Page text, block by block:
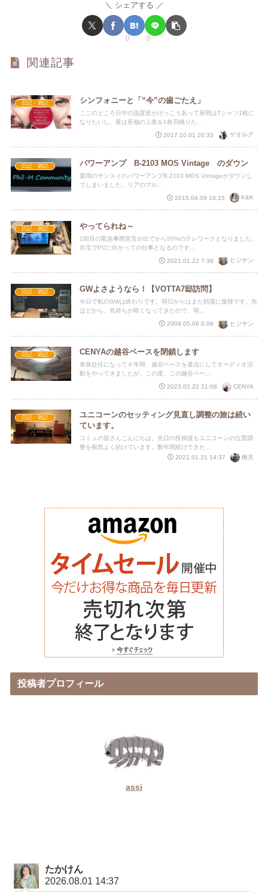
シェアする
0 0
関連記事
日記・雑記 シンフォニーと「“今”の歯ごたえ」
ここのところ日中の温度差がけっこうあって昼間はTシャツ1枚に
なりたいし、夜は長袖の上着を1枚羽織りた...
2017.10.01 20:33
ゲオルグ
日記・雑記 パワーアンプ B-2103 MOS Vintage のダウン
愛用のサンスイのパワーアンプB-2103 MOS Vintageがダウンし
てしまいました。リアのマル...
2015.04.09 18:15
K&K
日記・雑記 やってられね～
2回目の緊急事態宣言が出てから50%のテレワークとなりました。
在宅でPCに向かっての仕事となるのです...
2021.01.22 7:39
ヒジヤン
日記・雑記 GWよさようなら！【VOTTA7邸訪問】
今日で私のGWは終わりです。明日からはまた戦場に復帰です。先
ほどから、気持ちが暗くなってきたので、明...
2009.05.06 0:06
ヒジヤン
日記・雑記 CENYAの越谷ベースを閉鎖します
単身赴任になって６年間、越谷ベースを基点にしてオーディオ活
動をやってきましたが、この度、この越谷ベー...
2023.02.22 21:08
CENYA
日記・雑記
ユニコーンのセッティング見直し調整の旅は続い
ています。
コミュの皆さんこんにちは。先日の投稿後もユニコーンの位置調
整を根気よく続けています。数年間続けてきた...
2021.01.21 14:37
椀方
投稿者プロフィール
assi
たかけん
2026.08.01 14:37